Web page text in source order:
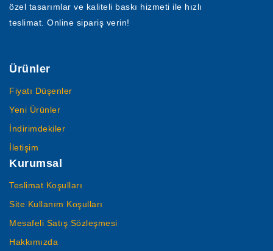
özel tasarımlar ve kaliteli baskı hizmeti ile hızlı
teslimat. Online sipariş verin!
Ürünler
Fiyatı Düşenler
Yeni Ürünler
İndirimdekiler
İletişim
Kurumsal
Teslimat Koşulları
Site Kullanım Koşulları
Mesafeli Satış Sözleşmesi
Hakkımızda